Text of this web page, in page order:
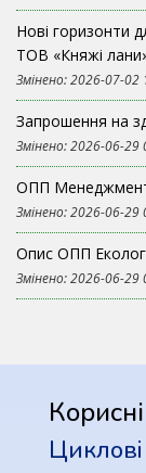
Нові горизонти
ТОВ «Княжі
Змінено: 2026-07-02
Запрошення на
Змінено: 2026-06-29
ОПП
Змінено: 2026-06-29
Опис ОПП
Змінено: 2026-06-29
Циклові